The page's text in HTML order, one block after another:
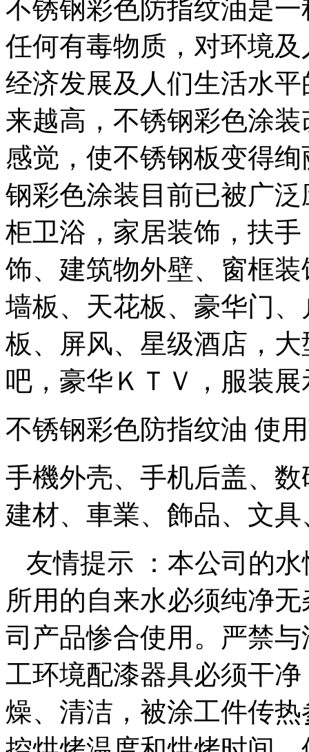
不锈钢彩色防指纹油是
任何有毒物质，对环境
经济发展及人们生活水
来越高，不锈钢彩色涂
感觉，使不锈钢板变得
钢彩色涂装目前已被广
柜卫浴，家居装饰，扶
饰、建筑物外壁、窗框
墙板、天花板、豪华门
板、屏风、星级酒店，
吧，豪华ＫＴＶ，服装
不锈钢彩色防指纹油 使
手機外壳、手机后盖、
建材、車業、飾品、文
友情提示 ：本公司的
所用的自来水必须纯净
司产品惨合使用。严禁
工环境配漆器具必须干
燥、清洁，被涂工件传